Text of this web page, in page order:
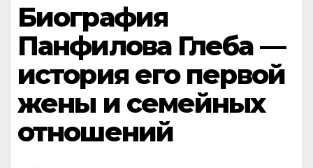
Биография
Панфилова Глеба —
история его первой
жены и семейных
отношений